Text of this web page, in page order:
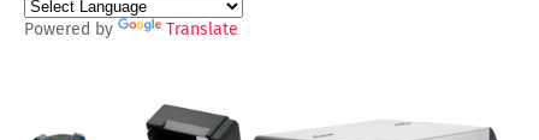
Powered by Translate